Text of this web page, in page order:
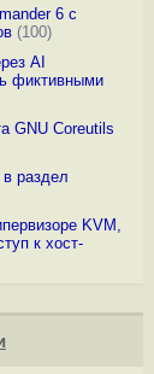
6 c
(100)
AI
фиктивными
GNU Coreutils
раздел
KVM,
к хост-